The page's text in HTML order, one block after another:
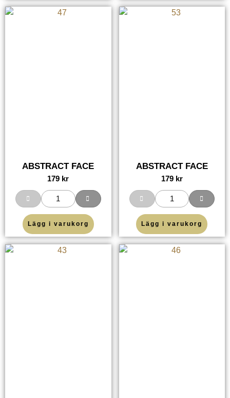
ABSTRACT FACE
179 kr
Lägg i varukorg
ABSTRACT FACE
179 kr
Lägg i varukorg